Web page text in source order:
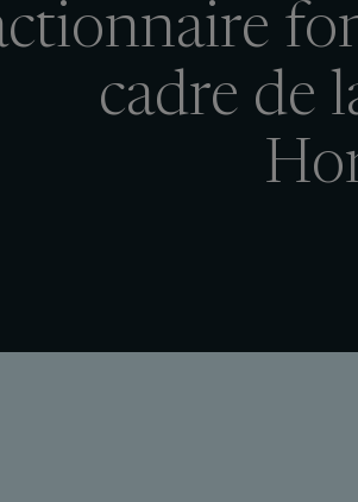
cadre de